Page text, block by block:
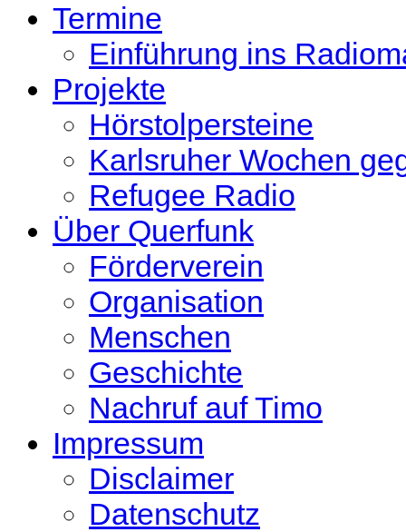
Termine
Einführung ins
Projekte
Hörstolpersteine
Karlsruher Wochen
Refugee Radio
Über Querfunk
Förderverein
Organisation
Menschen
Geschichte
Nachruf auf Timo
Impressum
Disclaimer
Datenschutz